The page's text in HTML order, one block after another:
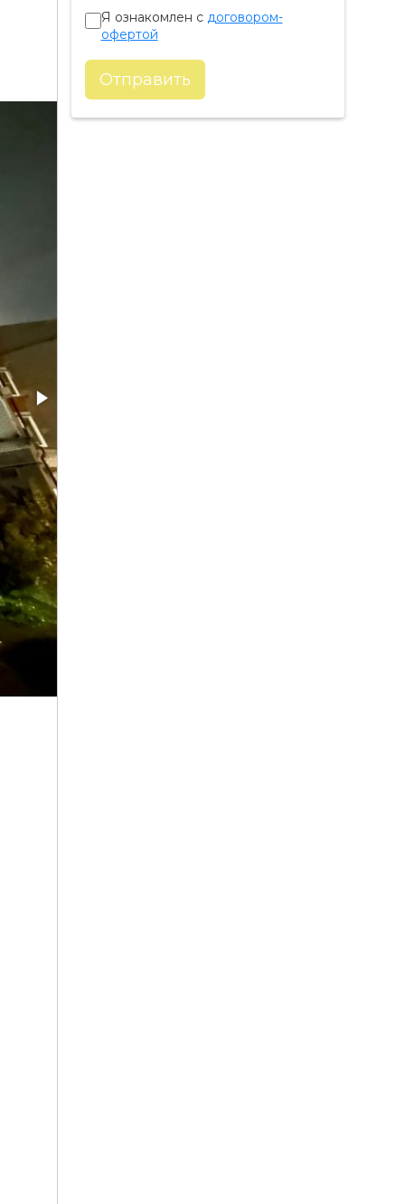
Я ознакомлен с договором-
офертой
Отправить